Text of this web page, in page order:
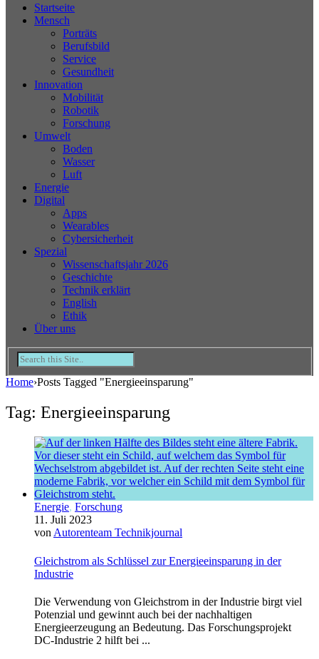
Startseite
Mensch
Porträts
Berufsbild
Service
Gesundheit
Innovation
Mobilität
Robotik
Forschung
Umwelt
Boden
Wasser
Luft
Energie
Digital
Apps
Wearables
Cybersicherheit
Spezial
Wissenschaftsjahr 2026
Geschichte
Technik erklärt
English
Ethik
Über uns
Home›Posts Tagged "Energieeinsparung"
Tag: Energieeinsparung
Energie, Forschung
11. Juli 2023
von Autorenteam Technikjournal
Gleichstrom als Schlüssel zur Energieeinsparung in der
Industrie
Die Verwendung von Gleichstrom in der Industrie birgt viel
Potenzial und gewinnt auch bei der nachhaltigen
Energieerzeugung an Bedeutung. Das Forschungsprojekt
DC-Industrie 2 hilft bei ...